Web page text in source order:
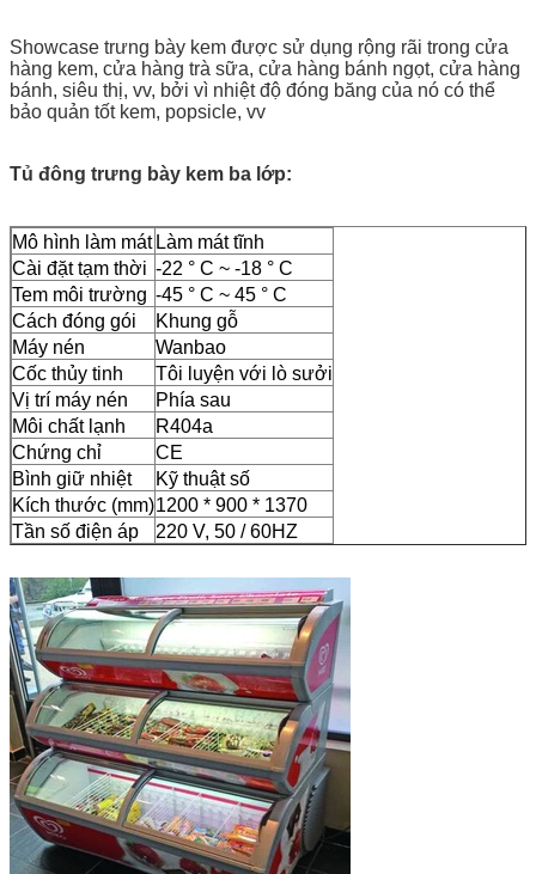
Showcase trưng bày kem được sử dụng rộng rãi trong cửa
hàng kem, cửa hàng trà sữa, cửa hàng bánh ngọt, cửa hàng
bánh, siêu thị, vv, bởi vì nhiệt độ đóng băng của nó có thể
bảo quản tốt kem, popsicle, vv
Tủ đông trưng bày kem ba lớp:
Mô hình làm mát Làm mát tĩnh
Cài đặt tạm thời -22 ° C ~ -18 ° C
Tem môi trường -45 ° C ~ 45 ° C
Cách đóng gói
Khung gỗ
Máy nén
Wanbao
Cốc thủy tinh
Tôi luyện với lò sưởi
Vị trí máy nén
Phía sau
Môi chất lạnh
R404a
Chứng chỉ
CE
Bình giữ nhiệt
Kỹ thuật số
Kích thước (mm)1200 * 900 * 1370
Tần số điện áp
220 V, 50 / 60HZ